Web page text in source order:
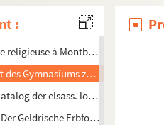
:
Het Historisch Genootschap Te
Politik im XVI. Jahrhundert
religieuse à Montbéliard au XVIII
des Gymnasiums zu Erfurt
der elsass. lothringischen
Geldrische Erbfolgestreit